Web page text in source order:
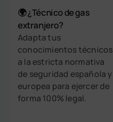
🌍 ¿Técnico de gas
extranjero?
Adapta tus
conocimientos técnicos
a la estricta normativa
de seguridad española y
europea para ejercer de
forma 100% legal.